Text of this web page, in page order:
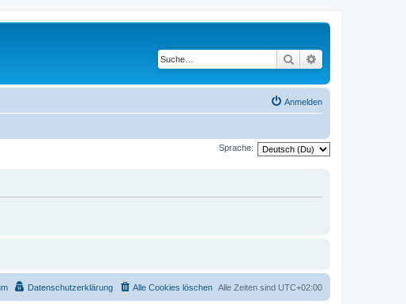
Suche
Anmelden
Sprache:
Alle Zeiten sind UTC+02:00
Alle Cookies löschen
Datenschutzerklärung